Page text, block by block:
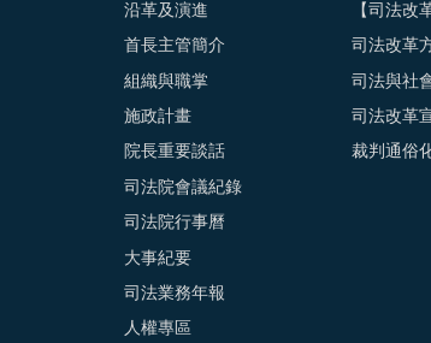
沿革及演進
首長主管簡介
組織與職掌
施政計畫
院長重要談話
司法院會議紀錄
司法院行事曆
大事紀要
司法業務年報
人權專區
【司法改
司法改革
司法與社
司法改革
裁判通俗